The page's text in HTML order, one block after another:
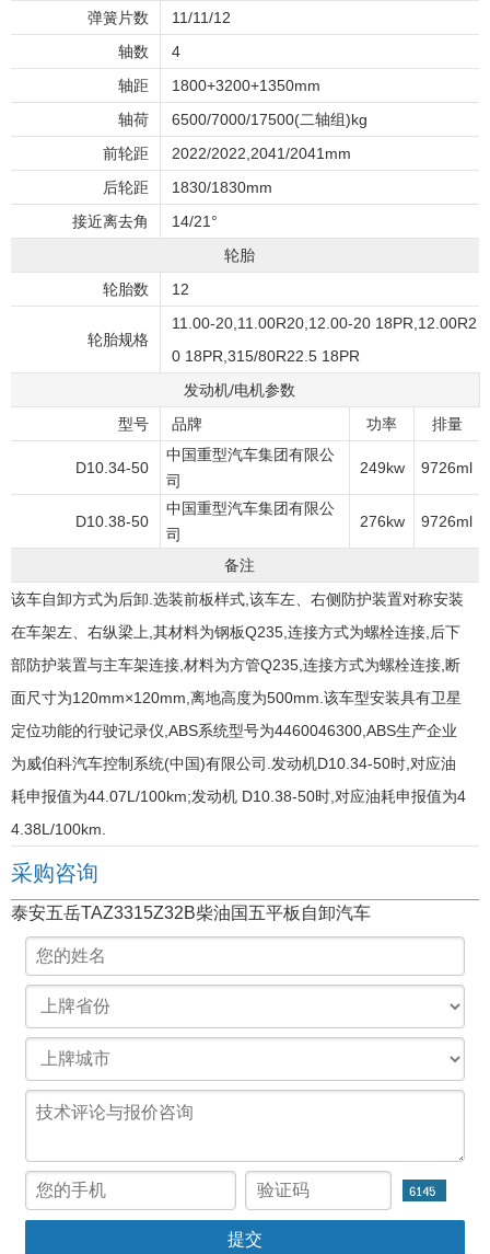
弹簧片数
11/11/12
轴数
4
轴距
1800+3200+1350mm
轴荷
6500/7000/17500(二轴组)kg
前轮距
2022/2022,2041/2041mm
后轮距
1830/1830mm
接近离去角
14/21°
轮胎
轮胎数
12
轮胎规格
11.00-20,11.00R20,12.00-20 18PR,12.00R2
0 18PR,315/80R22.5 18PR
发动机/电机参数
型号
品牌 功率 排量
D10.34-50
中国重型汽车集团有限公
司
249kw 9726ml
D10.38-50
中国重型汽车集团有限公
司
276kw 9726ml
备注
该车自卸方式为后卸.选装前板样式,该车左、右侧防护装置对称安装
在车架左、右纵梁上,其材料为钢板Q235,连接方式为螺栓连接,后下
部防护装置与主车架连接,材料为方管Q235,连接方式为螺栓连接,断
面尺寸为120mm×120mm,离地高度为500mm.该车型安装具有卫星
定位功能的行驶记录仪,ABS系统型号为4460046300,ABS生产企业
为威伯科汽车控制系统(中国)有限公司.发动机D10.34-50时,对应油
耗申报值为44.07L/100km;发动机 D10.38-50时,对应油耗申报值为4
4.38L/100km.
采购咨询
泰安五岳TAZ3315Z32B柴油国五平板自卸汽车